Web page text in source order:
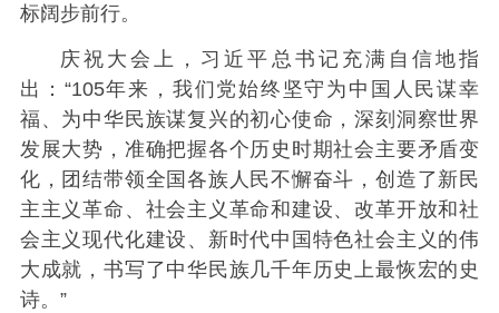
标阔步前行。
庆祝大会上，习近平总书记充满自信地指
出：“105年来，我们党始终坚守为中国人民谋幸
福、为中华民族谋复兴的初心使命，深刻洞察世界
发展大势，准确把握各个历史时期社会主要矛盾变
化，团结带领全国各族人民不懈奋斗，创造了新民
主主义革命、社会主义革命和建设、改革开放和社
会主义现代化建设、新时代中国特色社会主义的伟
大成就，书写了中华民族几千年历史上最恢宏的史
诗。”